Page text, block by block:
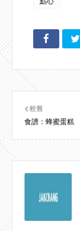
較舊
食譜：蜂蜜蛋糕